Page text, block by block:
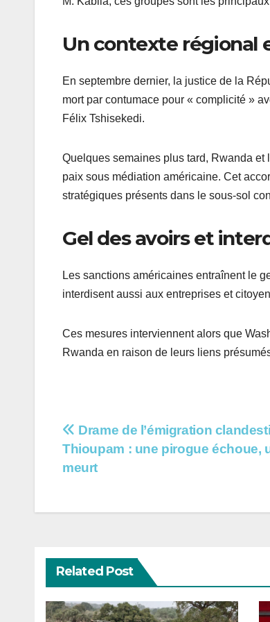
Un contexte régional
En septembre dernier, la justice de la
mort par contumace pour « complicité »
Félix Tshisekedi.
Quelques semaines plus tard, Rwanda
paix sous médiation américaine. Cet
stratégiques présents dans le sous-sol
Gel des avoirs et
Les sanctions américaines entraînent le
interdisent aussi aux entreprises et
Ces mesures interviennent alors que
Rwanda en raison de leurs liens
Navigation
de
Drame de l’émigration
Thioupam : une pirogue échoue,
meurt
Related Post